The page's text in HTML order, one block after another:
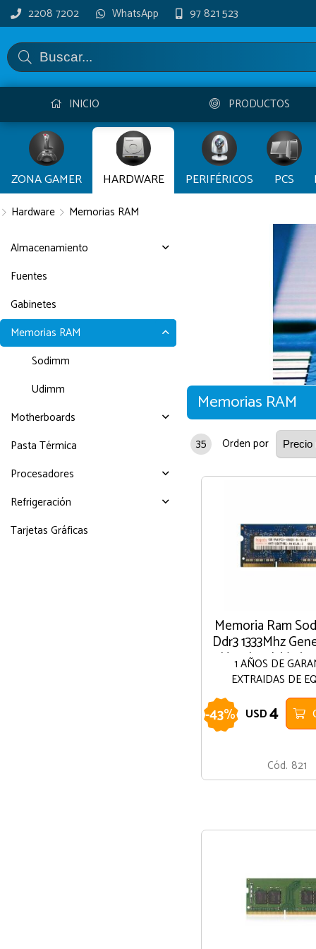
2208 7202 WhatsApp 97 821 523
INICIO PRODUCTOS
ZONA GAMER HARDWARE PERIFÉRICOS PCS
Hardware Memorias RAM
Almacenamiento
Fuentes
Gabinetes
Memorias RAM
Sodimm
Udimm
Motherboards
Pasta Térmica
Procesadores
Refrigeración
Tarjetas Gráficas
Memorias RAM
35 Orden por
Memoria Ram
Ddr3 1333Mhz
Notebook Varias
1 AÑOS DE
EXTRAIDAS DE
-43% USD4
Cód. 821